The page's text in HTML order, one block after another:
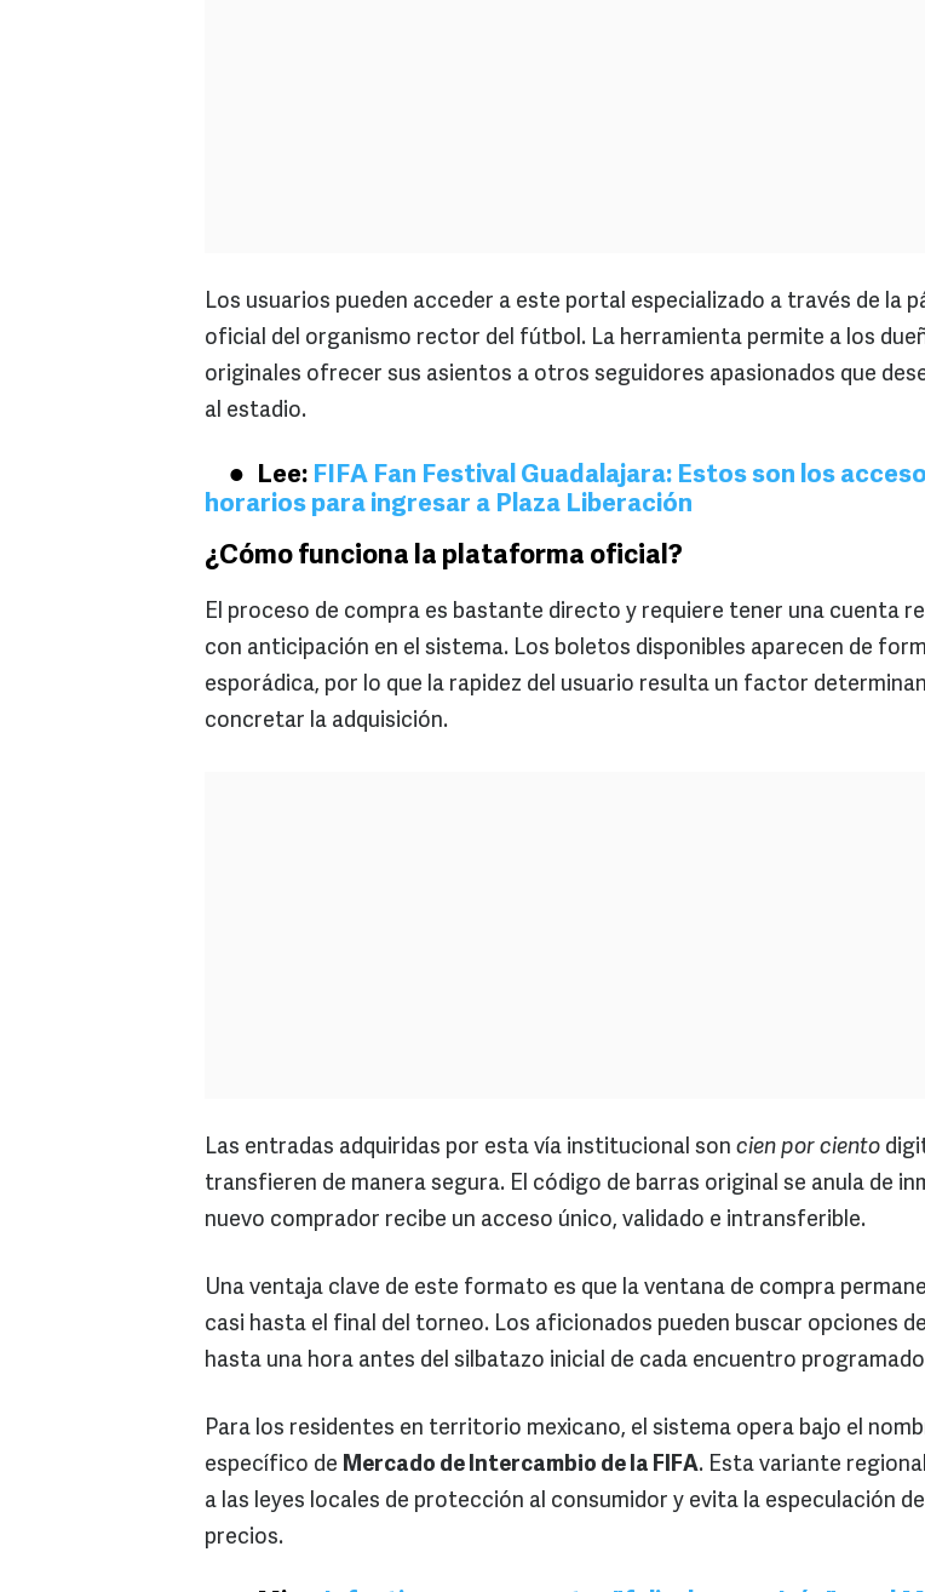
Los usuarios pueden acceder a este portal especializado a través de la
oficial del organismo rector del fútbol. La herramienta permite a los
originales ofrecer sus asientos a otros seguidores apasionados que
al estadio.
Lee: FIFA Fan Festival Guadalajara: Estos son los
horarios para ingresar a Plaza Liberación
¿Cómo funciona la plataforma oficial?
El proceso de compra es bastante directo y requiere tener una cuenta
con anticipación en el sistema. Los boletos disponibles aparecen de
esporádica, por lo que la rapidez del usuario resulta un factor
concretar la adquisición.
Las entradas adquiridas por esta vía institucional son cien por ciento
transfieren de manera segura. El código de barras original se anula de
nuevo comprador recibe un acceso único, validado e intransferible.
Una ventaja clave de este formato es que la ventana de compra
casi hasta el final del torneo. Los aficionados pueden buscar opciones
hasta una hora antes del silbatazo inicial de cada encuentro
Para los residentes en territorio mexicano, el sistema opera bajo el
específico de Mercado de Intercambio de la FIFA. Esta variante
a las leyes locales de protección al consumidor y evita la especulación
precios.